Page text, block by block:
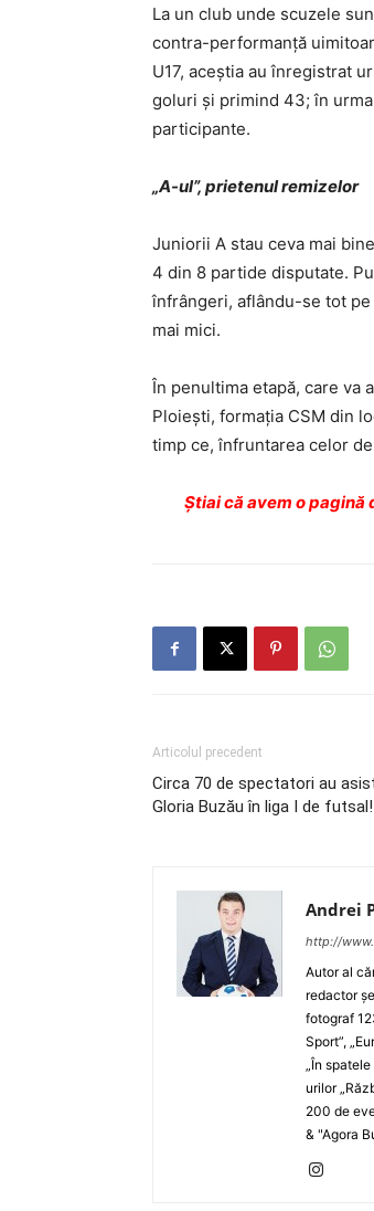
La un club unde scuzele
contra-performanţă
U17, aceştia au înregistrat
goluri şi primind 43; în
participante.
„A-ul”, prietenul remizelor
Juniorii A stau ceva mai
4 din 8 partide disputate.
înfrângeri, aflându-se tot pe
mai mici.
În penultima etapă, care va
Ploieşti, formaţia CSM din
timp ce, înfruntarea celor
Ştiai că avem o
Articolul precedent
Circa 70 de spectatori au
Gloria Buzău în liga I de futsal!
Andrei
http://
Autor al
redactor
fotograf
Sport”,
„În
urilor
200 de
& "Agora